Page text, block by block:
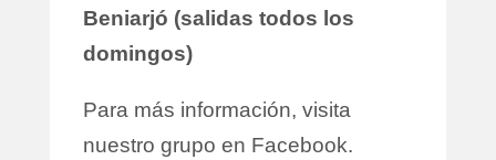
Beniarjó (salidas todos los
domingos)
Para más información, visita
nuestro grupo en Facebook.